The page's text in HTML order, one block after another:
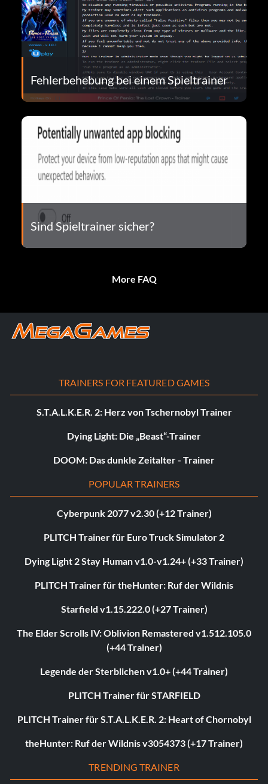
Fehlerbehebung bei einem Spieltrainer
Sind Spieltrainer sicher?
More FAQ
TRAINERS FOR FEATURED GAMES
S.T.A.L.K.E.R. 2: Herz von Tschernobyl Trainer
Dying Light: Die „Beast“-Trainer
DOOM: Das dunkle Zeitalter - Trainer
POPULAR TRAINERS
Cyberpunk 2077 v2.30 (+12 Trainer)
PLITCH Trainer für Euro Truck Simulator 2
Dying Light 2 Stay Human v1.0-v1.24+ (+33 Trainer)
PLITCH Trainer für theHunter: Ruf der Wildnis
Starfield v1.15.222.0 (+27 Trainer)
The Elder Scrolls IV: Oblivion Remastered v1.512.105.0
(+44 Trainer)
Legende der Sterblichen v1.0+ (+44 Trainer)
PLITCH Trainer für STARFIELD
PLITCH Trainer für S.T.A.L.K.E.R. 2: Heart of Chornobyl
theHunter: Ruf der Wildnis v3054373 (+17 Trainer)
TRENDING TRAINER